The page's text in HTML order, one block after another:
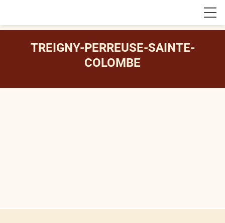
TREIGNY-PERREUSE-SAINTE-
COLOMBE